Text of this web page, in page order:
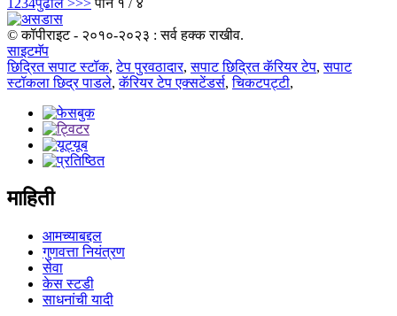
1 234पुढील >>> पान १ / ४
© कॉपीराइट - २०१०-२०२३ : सर्व हक्क राखीव.
साइटमॅप
छिद्रित सपाट स्टॉक,टेप पुरवठादार,सपाट छिद्रित कॅरियर टेप,सपाट
स्टॉकला छिद्र पाडले,कॅरियर टेप एक्सटेंडर्स,चिकटपट्टी,
माहिती
आमच्याबद्दल
गुणवत्ता नियंत्रण
सेवा
केस स्टडी
साधनांची यादी